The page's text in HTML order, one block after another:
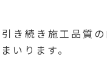
引き続き施工品質
いります。